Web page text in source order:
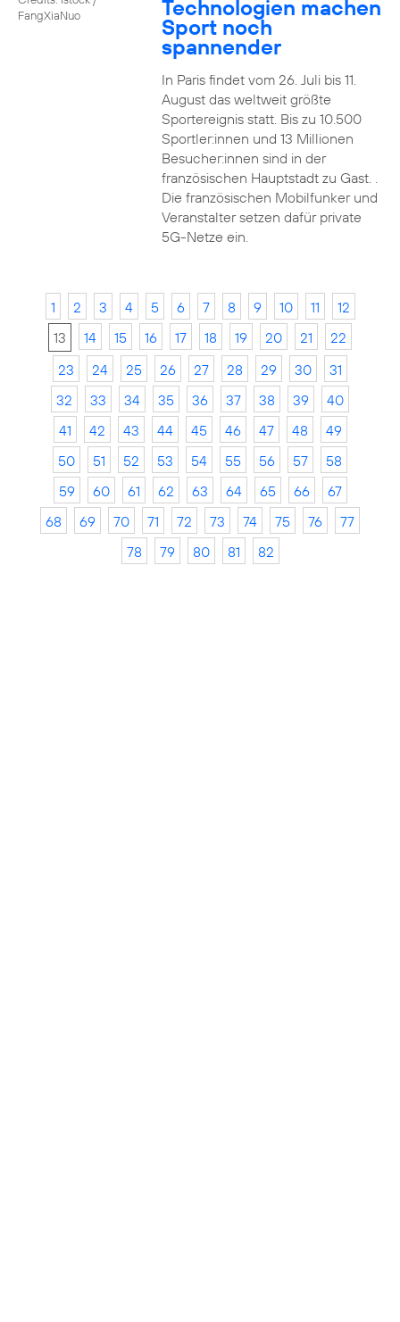
FangXiaNuo
Technologien machen
Sport noch
spannender
In Paris findet vom 26. Juli bis 11.
August das weltweit größte
Sportereignis statt. Bis zu 10.500
Sportler:innen und 13 Millionen
Besucher:innen sind in der
französischen Hauptstadt zu Gast. .
Die französischen Mobilfunker und
Veranstalter setzen dafür private
5G-Netze ein.
1 2 3 4 5 6 7 8 9 10 11
12
13
14 15 16 17 18 19 20 21
22
23
24 25 26 27 28 29 30
31
32
33 34 35 36 37 38 39
40
41
42 43 44 45 46 47 48
49
50
51 52 53 54 55 56 57
58
59
60 61 62 63 64 65 66
67
68
69 70 71 72 73 74 75 76
77
78
79 80 81 82